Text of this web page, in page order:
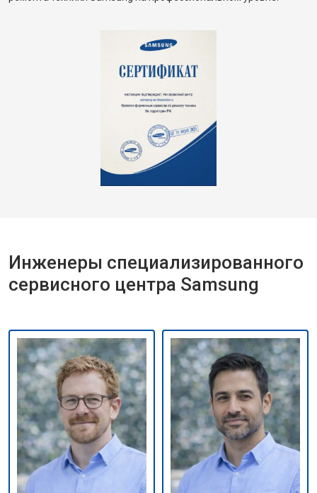
Инженеры специализированного
сервисного центра Samsung